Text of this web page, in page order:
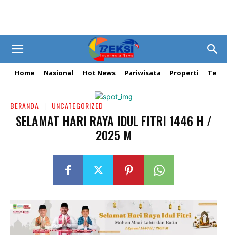
Home Nasional Hot News Pariwisata Properti
BERANDA UNCATEGORIZED
SELAMAT HARI RAYA IDUL FITRI 1446 H /
2025 M